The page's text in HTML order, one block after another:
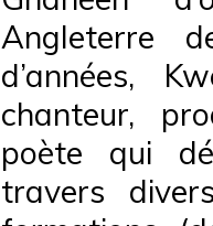
Angleterre
d’années,
chanteur,
poète qui
travers